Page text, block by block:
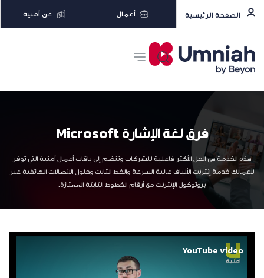
الصفحة الرئيسية أعمال عن أمنية
فرق لغة الإشارة Microsoft
هذه الخدمة هي الحل الأكثر فاعلية للشركات وتنضم إلى باقات أعمال أمنية التي توفر
لأعمالك خدمة إنترنت الألياف عالية السرعة والخط الثابت وحلول الاتصالات الهاتفية عبر
بروتوكول الإنترنت مع أرقام الخطوط الثابتة الممتازة.
YouTube video